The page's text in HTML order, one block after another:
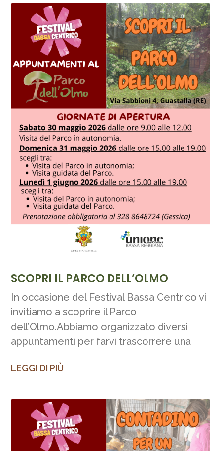
SCOPRI IL PARCO DELL’OLMO
In occasione del Festival Bassa Centrico vi
invitiamo a scoprire il Parco
dell’Olmo.Abbiamo organizzato diversi
appuntamenti per farvi trascorrere una
LEGGI DI PIÙ